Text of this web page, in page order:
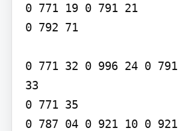
0 771 19 0 791 21
0 792 71
0 771 32 0 996 24 0 791
33
0 771 35
0 787 04 0 921 10 0 921